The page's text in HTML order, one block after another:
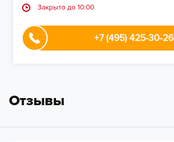
Закрыто до 10:00
+7 (495) 425-30-26
Отзывы